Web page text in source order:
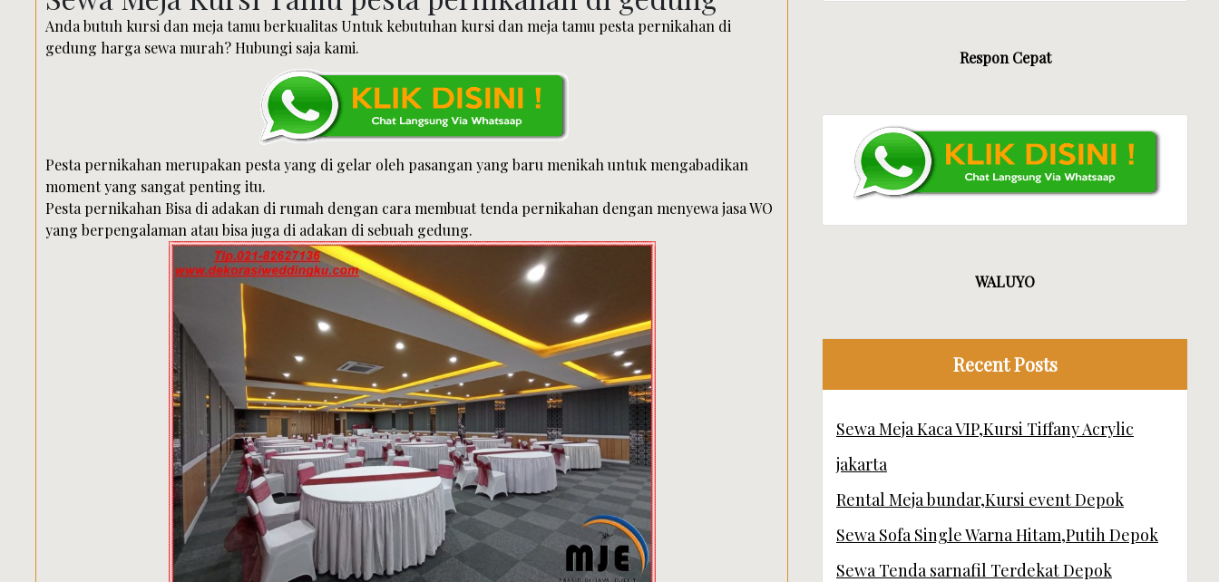
Anda butuh kursi dan meja tamu berkualitas Untuk kebutuhan kursi dan meja tamu pesta pernikahan di
gedung harga sewa murah? Hubungi saja kami.
Pesta pernikahan merupakan pesta yang di gelar oleh pasangan yang baru menikah untuk mengabadikan
moment yang sangat penting itu.
Pesta pernikahan Bisa di adakan di rumah dengan cara membuat tenda pernikahan dengan menyewa jasa WO
yang berpengalaman atau bisa juga di adakan di sebuah gedung.
Respon Cepat
WALUYO
Recent Posts
Sewa Meja Kaca VIP,Kursi Tiffany Acrylic
jakarta
Rental Meja bundar,Kursi event Depok
Sewa Sofa Single Warna Hitam,Putih Depok
Sewa Tenda sarnafil Terdekat Depok